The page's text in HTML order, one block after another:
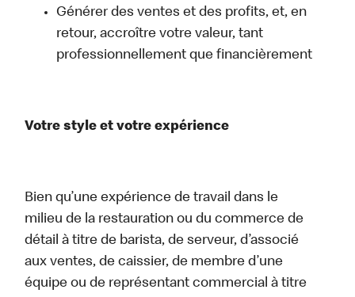
Générer des ventes et des profits, et, en
retour, accroître votre valeur, tant
professionnellement que financièrement
Votre style et votre expérience
Bien qu’une expérience de travail dans le
milieu de la restauration ou du commerce de
détail à titre de barista, de serveur, d’associé
aux ventes, de caissier, de membre d’une
équipe ou de représentant commercial à titre